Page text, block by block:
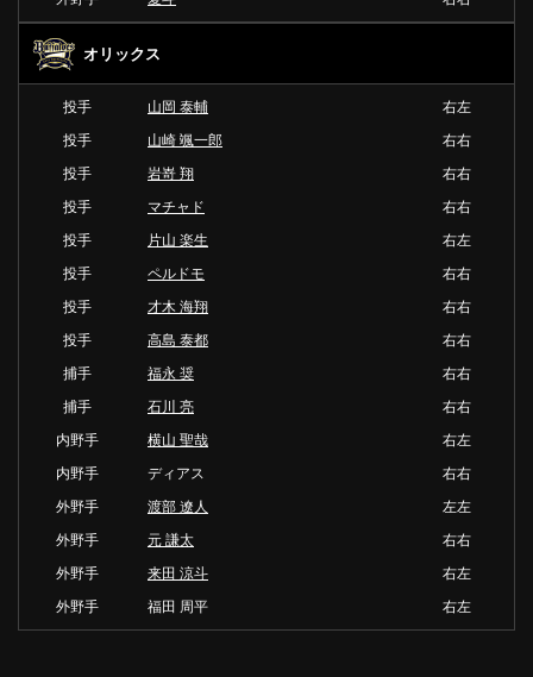
オリックス
投手 山岡 泰輔
右左
投手
山崎 颯一郎
右右
投手
岩嵜 翔
右右
投手
マチャド
右右
投手
片山 楽生
右左
投手
ペルドモ
右右
投手
才木 海翔
右右
投手
高島 泰都
右右
捕手
福永 奨
右右
捕手
石川 亮
右右
内野手
横山 聖哉
右左
内野手
ディアス
右右
外野手
渡部 遼人
左左
外野手
元 謙太
右右
外野手
来田 涼斗
右左
外野手
福田 周平 右左